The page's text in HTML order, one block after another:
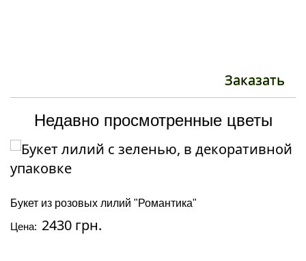
Заказать
Недавно просмотренные цветы
Букет из розовых лилий "Романтика"
Цена: 2430 грн.